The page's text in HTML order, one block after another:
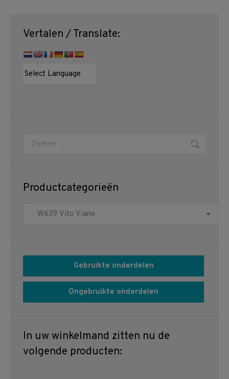
Vertalen / Translate:
Zoeken:
Productcategorieën
Gebruikte onderdelen
Ongebruikte onderdelen
In uw winkelmand zitten nu de
volgende producten: